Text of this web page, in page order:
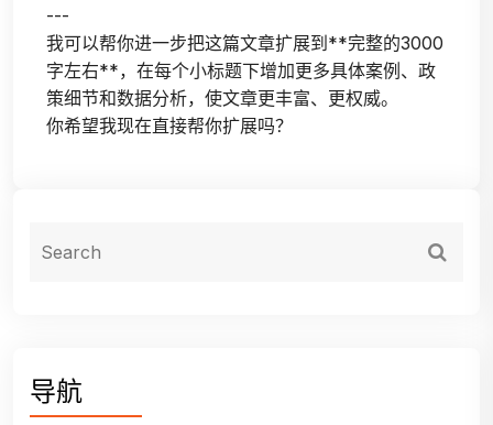
---
我可以帮你进一步把这篇文章扩展到**完整的3000
字左右**，在每个小标题下增加更多具体案例、政
策细节和数据分析，使文章更丰富、更权威。
你希望我现在直接帮你扩展吗？
导航